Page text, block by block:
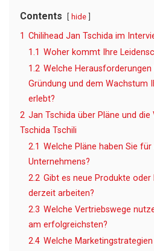
Contents hide
1 Chilihead Jan Tschida im
1.1 Woher kommt Ihre
1.2 Welche Herausforderungen
Gründung und dem Wachstum
erlebt?
2 Jan Tschida über Pläne und
Tschida Tschili
2.1 Welche Pläne haben Sie
Unternehmens?
2.2 Gibt es neue Produkte oder
derzeit arbeiten?
2.3 Welche Vertriebswege
am erfolgreichsten?
2.4 Welche